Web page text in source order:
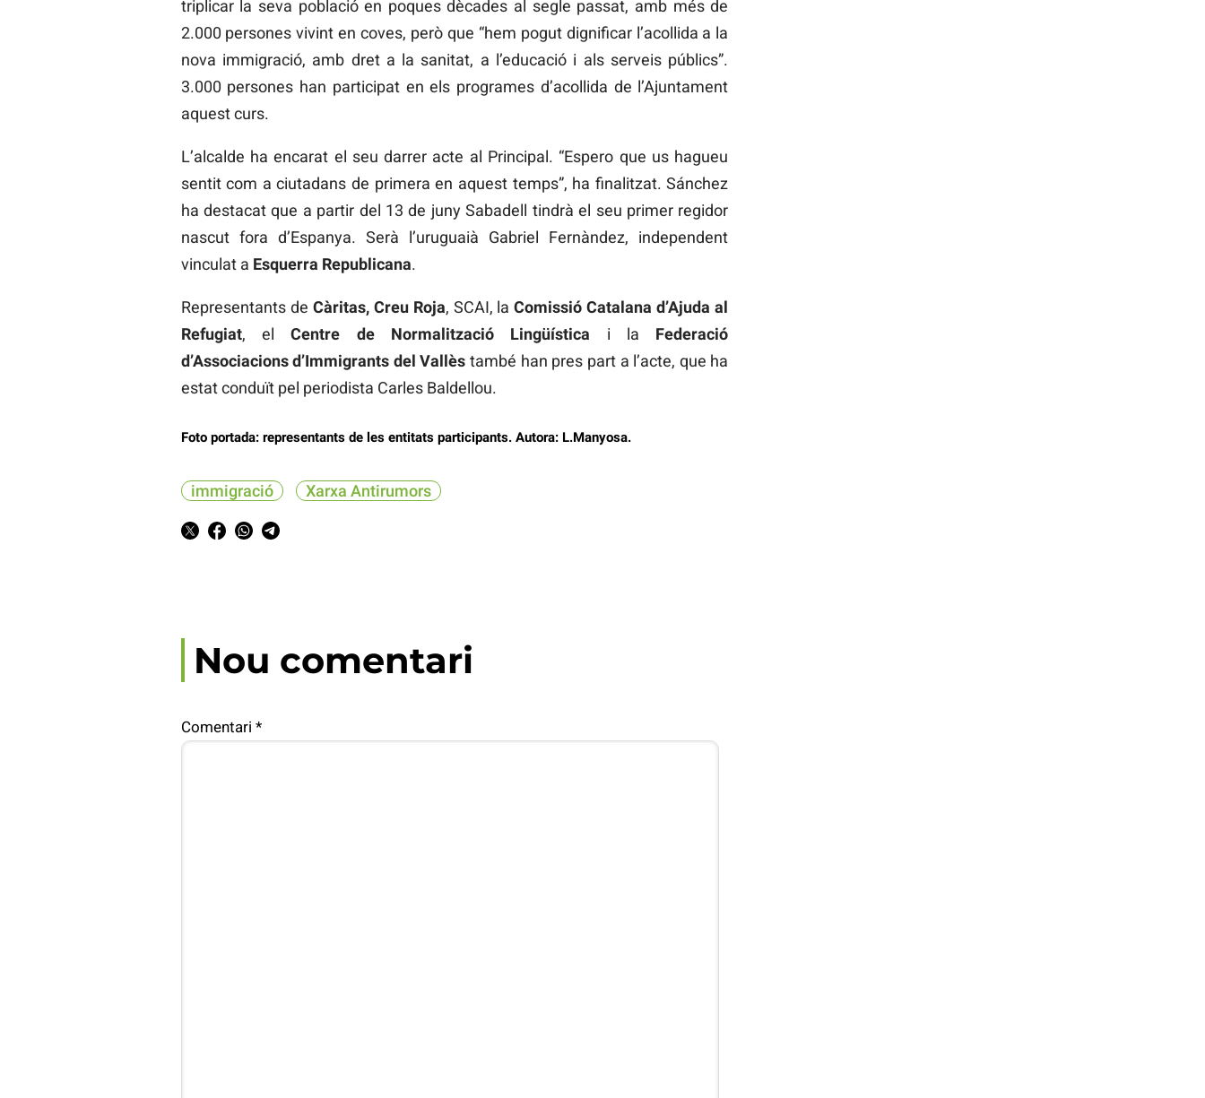
triplicar la seva població en poques dècades al segle passat, amb més de
2.000 persones vivint en coves, però que “hem pogut dignificar l’acollida a la
nova immigració, amb dret a la sanitat, a l’educació i als serveis públics”.
3.000 persones han participat en els programes d’acollida de l’Ajuntament
aquest curs.
L’alcalde ha encarat el seu darrer acte al Principal. “Espero que us hagueu
sentit com a ciutadans de primera en aquest temps”, ha finalitzat. Sánchez
ha destacat que a partir del 13 de juny Sabadell tindrà el seu primer regidor
nascut fora d’Espanya. Serà l’uruguaià Gabriel Fernàndez, independent
vinculat a Esquerra Republicana.
Representants de Càritas, Creu Roja, SCAI, laComissió Catalana d’Ajuda al
Refugiat, elCentre de Normalització Lingüística i la Federació
d’Associacions d’Immigrants del Vallès també han pres part a l’acte, que ha
estat conduït pel periodista Carles Baldellou.
Foto portada: representants de les entitats participants. Autora: L.Manyosa.
immigració Xarxa Antirumors
Nou comentari
Comentari *